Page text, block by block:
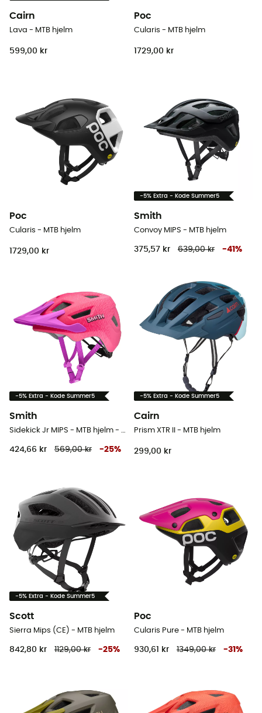
Cairn
Lava - MTB hjelm
599,00 kr
Poc
Cularis - MTB hjelm
1729,00 kr
Poc
Cularis - MTB hjelm
1729,00 kr
-5% Extra - Kode Summer5
Smith
Convoy MIPS - MTB hjelm
375,57 kr 639,00 kr -41 %
-5% Extra - Kode Summer5
Smith
Sidekick Jr MIPS - MTB hjelm - Barn
424,66 kr 569,00 kr -25%
-5% Extra - Kode Summer5
Cairn
Prism XTR II - MTB hjelm
299,00 kr
-5% Extra - Kode Summer5
Scott
Sierra Mips (CE) - MTB hjelm
842,80 kr 1129,00 kr -25%
Poc
Cularis Pure - MTB hjelm
930,61 kr 1349,00 kr -31 %